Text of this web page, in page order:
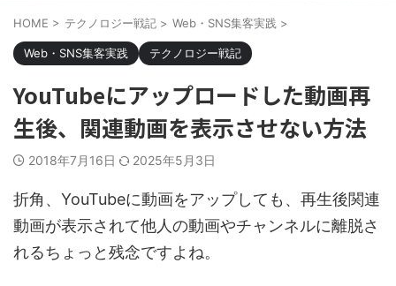
HOME > テクノロジー戦記 > Web・SNS集客実践 >
Web・SNS集客実践 テクノロジー戦記
YouTubeにアップロードした動画再
生後、関連動画を表示させない方法
2018年7月16日 2025年5月3日
折角、YouTubeに動画をアップしても、再生後関連
動画が表示されて他人の動画やチャンネルに離脱さ
れるちょっと残念ですよね。